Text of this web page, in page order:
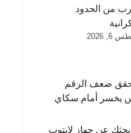
من الحدود
2026
تحقق ضعف الرقم
يخسر أمام سكاي
عن جهاز لابتوب